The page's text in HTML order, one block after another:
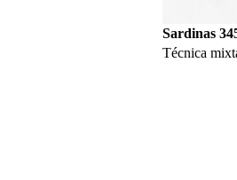
Sardinas
Técnica